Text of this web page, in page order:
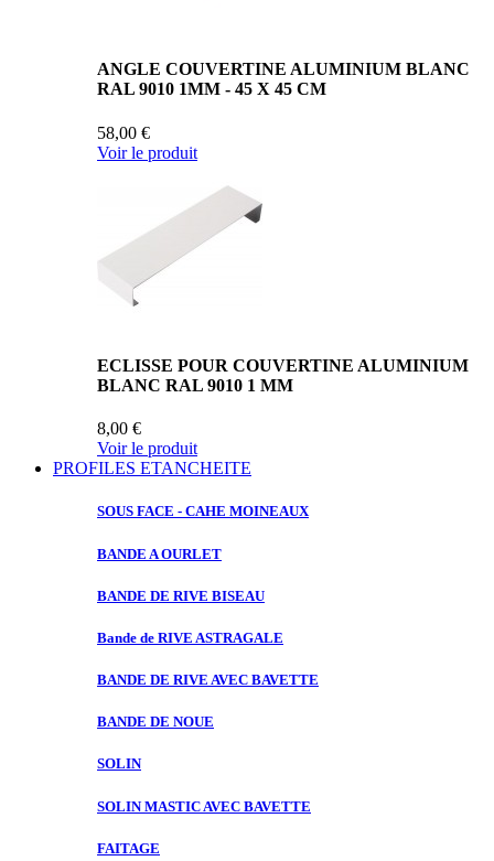
ANGLE COUVERTINE ALUMINIUM BLANC
RAL 9010 1MM - 45 X 45 CM
58,00 €
Voir le produit
ECLISSE POUR COUVERTINE ALUMINIUM
BLANC RAL 9010 1 MM
8,00 €
Voir le produit
PROFILES ETANCHEITE
SOUS FACE - CAHE MOINEAUX
BANDE AOURLET
BANDE DE RIVE BISEAU
Bande de RIVE ASTRAGALE
BANDE DE RIVE AVEC BAVETTE
BANDE DE NOUE
SOLIN
SOLIN MASTIC AVEC BAVETTE
FAITAGE